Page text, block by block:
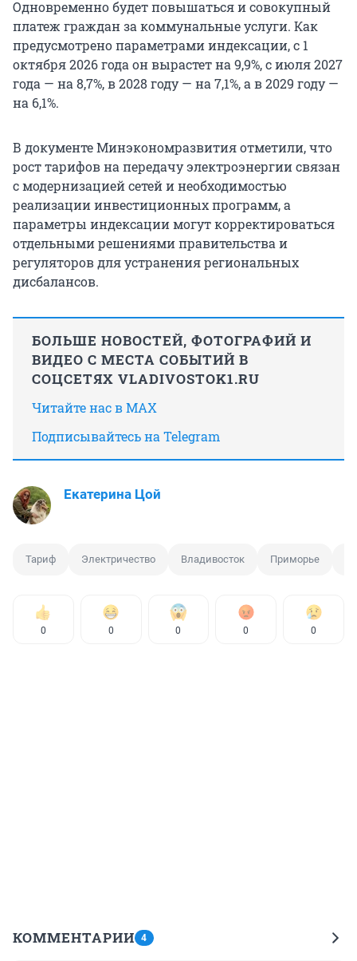
Одновременно будет повышаться и совокупный
платеж граждан за коммунальные услуги. Как
предусмотрено параметрами индексации, с 1
октября 2026 года он вырастет на 9,9%, с июля 2027
года — на 8,7%, в 2028 году — на 7,1%, а в 2029 году —
на 6,1%.
В документе Минэкономразвития отметили, что
рост тарифов на передачу электроэнергии связан
с модернизацией сетей и необходимостью
реализации инвестиционных программ, а
параметры индексации могут корректироваться
отдельными решениями правительства и
регуляторов для устранения региональных
дисбалансов.
БОЛЬШЕ НОВОСТЕЙ, ФОТОГРАФИЙ И
ВИДЕО С МЕСТА СОБЫТИЙ В
СОЦСЕТЯХ VLADIVOSTOK1.RU
Читайте нас в MAX
Подписывайтесь на Telegram
Екатерина Цой
Тариф Электричество Владивосток Приморье
0 0 0 0 0
КОММЕНТАРИИ 4